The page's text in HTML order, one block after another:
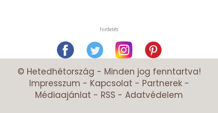
hirdetés
© Hetedhétország - Minden jog fenntartva!
Impresszum - Kapcsolat - Partnerek-
Médiaajánlat - RSS - Adatvédelem